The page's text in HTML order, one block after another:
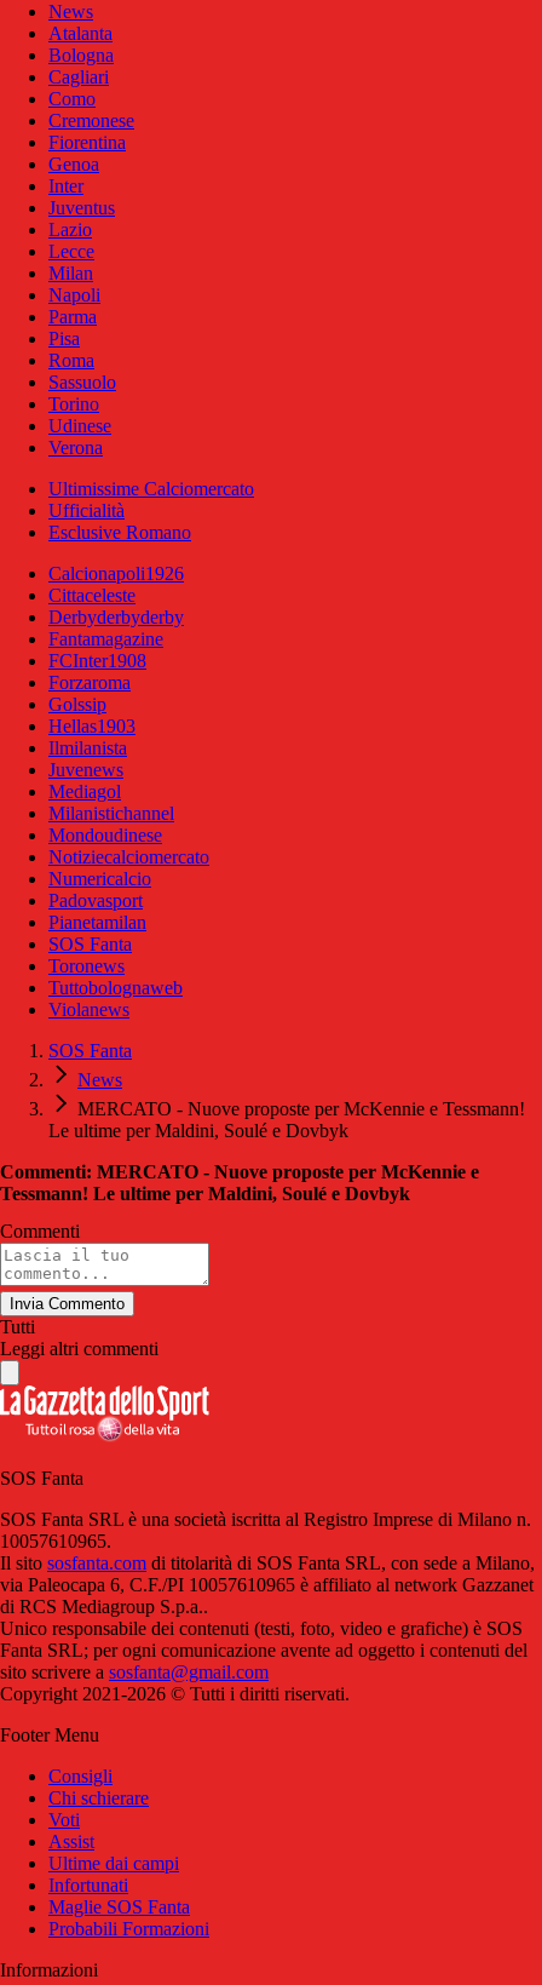
News
Atalanta
Bologna
Cagliari
Como
Cremonese
Fiorentina
Genoa
Inter
Juventus
Lazio
Lecce
Milan
Napoli
Parma
Pisa
Roma
Sassuolo
Torino
Udinese
Verona
Ultimissime Calciomercato
Ufficialità
Esclusive Romano
Calcionapoli1926
Cittaceleste
Derbyderbyderby
Fantamagazine
FCInter1908
Forzaroma
Golssip
Hellas1903
Ilmilanista
Juvenews
Mediagol
Milanistichannel
Mondoudinese
Notiziecalciomercato
Numericalcio
Padovasport
Pianetamilan
SOS Fanta
Toronews
Tuttobolognaweb
Violanews
SOS Fanta
News
MERCATO - Nuove proposte per McKennie e Tessmann!
Le ultime per Maldini, Soulé e Dovbyk
Commenti: MERCATO - Nuove proposte per McKennie e
Tessmann! Le ultime per Maldini, Soulé e Dovbyk
Commenti
Invia Commento
Tutti
Leggi altri commenti
SOS Fanta
SOS Fanta SRL è una società iscritta al Registro Imprese di Milano n.
10057610965.
Il sito sosfanta.com di titolarità di SOS Fanta SRL, con sede a Milano,
via Paleocapa 6, C.F./PI 10057610965 è affiliato al network Gazzanet
di RCS Mediagroup S.p.a..
Unico responsabile dei contenuti (testi, foto, video e grafiche) è SOS
Fanta SRL; per ogni comunicazione avente ad oggetto i contenuti del
sito scrivere a sosfanta@gmail.com
Copyright 2021-2026 © Tutti i diritti riservati.
Footer Menu
Consigli
Chi schierare
Voti
Assist
Ultime dai campi
Infortunati
Maglie SOS Fanta
Probabili Formazioni
Informazioni